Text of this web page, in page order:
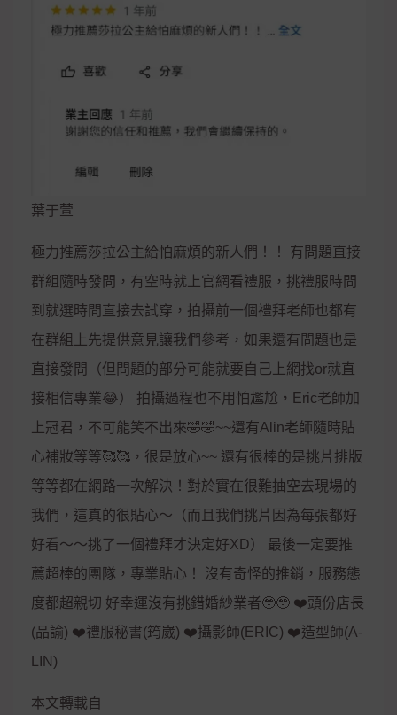
葉于萱
極力推薦莎拉公主給怕麻煩的新人們！！ 有問題直接
群組隨時發問，有空時就上官網看禮服，挑禮服時間
到就選時間直接去試穿，拍攝前一個禮拜老師也都有
在群組上先提供意見讓我們參考，如果還有問題也是
直接發問（但問題的部分可能就要自己上網找or就直
接相信專業😂） 拍攝過程也不用怕尷尬，Eric老師加
上冠君，不可能笑不出來🤣🤣~~還有Alin老師隨時貼
心補妝等等🥰🥰，很是放心~~ 還有很棒的是挑片排版
等等都在網路一次解決！對於實在很難抽空去現場的
我們，這真的很貼心～（而且我們挑片因為每張都好
好看～～挑了一個禮拜才決定好XD） 最後一定要推
薦超棒的團隊，專業貼心！ 沒有奇怪的推銷，服務態
度都超親切 好幸運沒有挑錯婚紗業者🥹🥹 ❤️頭份店長
(品諭) ❤️禮服秘書(筠崴) ❤️攝影師(ERIC) ❤️造型師(A-
LIN)
本文轉載自